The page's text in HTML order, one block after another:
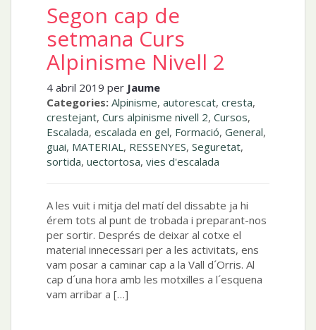
Segon cap de
setmana Curs
Alpinisme Nivell 2
4 abril 2019 per Jaume
Categories: Alpinisme, autorescat, cresta,
crestejant, Curs alpinisme nivell 2, Cursos,
Escalada, escalada en gel, Formació, General,
guai, MATERIAL, RESSENYES, Seguretat,
sortida, uectortosa, vies d'escalada
A les vuit i mitja del matí del dissabte ja hi
érem tots al punt de trobada i preparant-nos
per sortir. Després de deixar al cotxe el
material innecessari per a les activitats, ens
vam posar a caminar cap a la Vall d´Orris. Al
cap d´una hora amb les motxilles a l´esquena
vam arribar a […]